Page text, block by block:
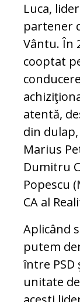
Luca,
partener
Vântu. În
cooptat
atentă,
din
Marius
Dumitru
Popescu
CA al
Aplicând
putem
între PSD
unitate